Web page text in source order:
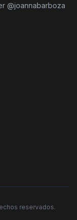
@joannabarboza
reservados.